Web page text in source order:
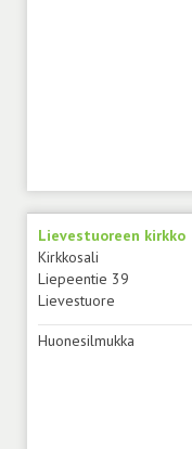
Lievestuoreen kirkko
Kirkkosali
Liepeentie 39
Lievestuore
Huonesilmukka